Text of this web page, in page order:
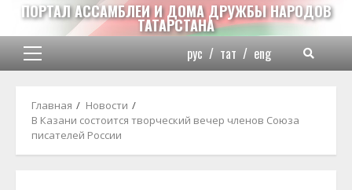
Перейти
содержимому
ПОРТАЛ АССАМБЛЕИ И ДОМА ДРУЖБЫ НАРОДОВ
ТАТАРСТАНА
Основное
рус / тат / eng
Главная
Новости
В Казани состоится творческий вечер членов Союза
писателей России